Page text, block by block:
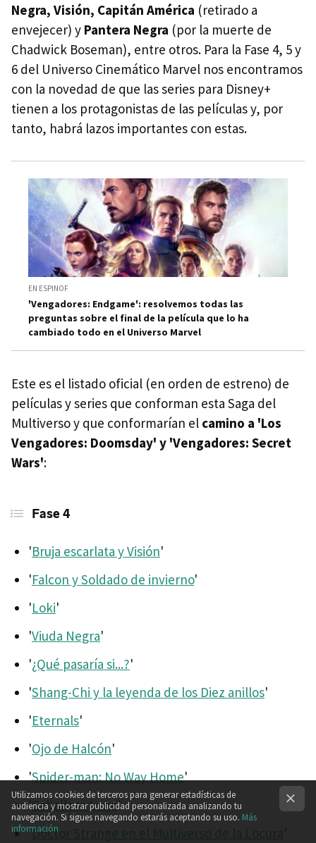
Negra, Visión, Capitán América (retirado a
envejecer) y Pantera Negra (por la muerte de
Chadwick Boseman), entre otros. Para la Fase 4, 5 y
6 del Universo Cinemático Marvel nos encontramos
con la novedad de que las series para Disney+
tienen a los protagonistas de las películas y, por
tanto, habrá lazos importantes con estas.
EN ESPINOF
'Vengadores: Endgame': resolvemos todas las
preguntas sobre el final de la película que lo ha
cambiado todo en el Universo Marvel
Este es el listado oficial (en orden de estreno) de
películas y series que conforman esta Saga del
Multiverso y que conformarían el camino a 'Los
Vengadores: Doomsday' y 'Vengadores: Secret
Wars':
Fase 4
'Bruja escarlata y Visión'
'Falcon y Soldado de invierno'
'Loki'
'Viuda Negra'
'¿Qué pasaría si...?'
'Shang-Chi y la leyenda de los Diez anillos'
'Eternals'
'Ojo de Halcón'
'Spider-man: No Way Home'
'Caballero Luna'
'Doctor Strange en el Multiverso de la Locura '
Utilizamos cookies de terceros para generar estadísticas de
audiencia y mostrar publicidad personalizada analizando tu
navegación. Si sigues navegando estarás aceptando su uso. Más
información